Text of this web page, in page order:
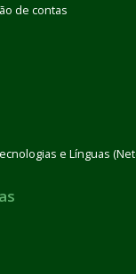
de contas
e Línguas